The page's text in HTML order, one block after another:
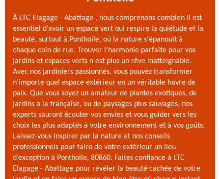
À LTC Elagage - Abattage , nous comprenons combien il est
essentiel d’avoir un espace vert qui respire la quiétude et la
beauté, surtout à Ponthoile, où la nature s'épanouit à
chaque coin de rue. Trouver l'harmonie parfaite pour vos
jardins et espaces verts n'est plus un rêve inatteignable.
Avec nos jardiniers passionnés, vous pouvez transformer
n’importe quel espace extérieur en un véritable havre de
paix. Que vous soyez un amateur de plantes exotiques, de
jardins à la française, ou de paysages plus sauvages, nos
experts sauront écouter vos envies et vous guider vers les
choix les plus adaptés à votre environnement et à vos goûts.
Laissez-vous inspirer par la nature et nos conseils
professionnels pour faire de votre extérieur un lieu
d’exception à Ponthoile, 80860. Faites confiance à LTC
Elagage - Abattage pour révéler la beauté cachée de votre